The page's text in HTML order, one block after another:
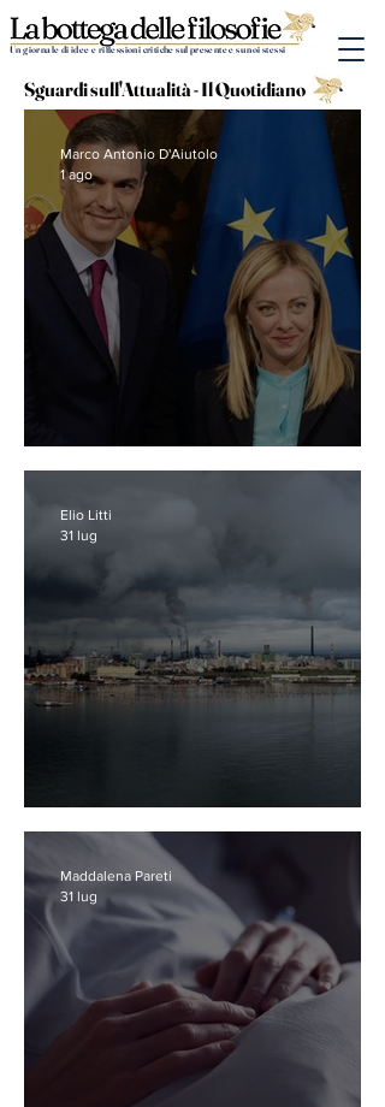
Un giornale di idee e riflessioni critiche sul presente e su noi stessi
Sguardi sull'Attualità - Il Quotidiano
Propaganda e disumanità
Marco Antonio D'Aiutolo
1 ago
Scacco matto Ilva(?)!
Elio Litti
31 lug
Maddalena Pareti
31 lug